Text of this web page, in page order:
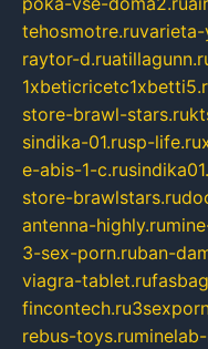
tehosmotre.ruvarieta-
raytor-d.ru
store-brawl-stars.ru
sindika-01.rusp-life.ru
e-abis-1-c.ru
store-brawlstars.ru
antenna-highly.ru
3-sex-porn.ruban-
viagra-tablet.ru
fincontech.ru
rebus-toys.ru